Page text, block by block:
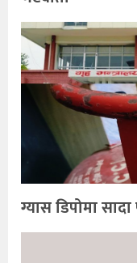
ग्यास डिपोमा